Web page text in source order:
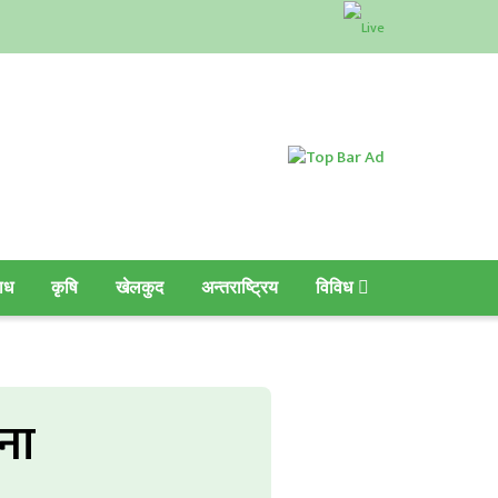
कृषि खेलकुद अन्तराष्ट्रिय विविध